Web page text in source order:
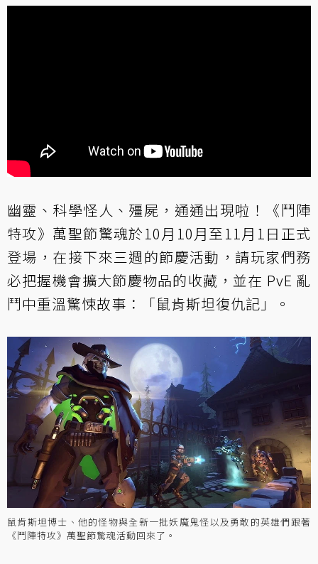
幽靈、科學怪人、殭屍，通通出現啦！《鬥陣
特攻》萬聖節驚魂於10月10月至11月1日正式
登場，在接下來三週的節慶活動，請玩家們務
必把握機會擴大節慶物品的收藏，並在 PvE 亂
鬥中重溫驚悚故事：「鼠肯斯坦復仇記」。
鼠肯斯坦博士、他的怪物與全新一批妖魔鬼怪以及勇敢的英雄們跟著
《鬥陣特攻》萬聖節驚魂活動回來了。